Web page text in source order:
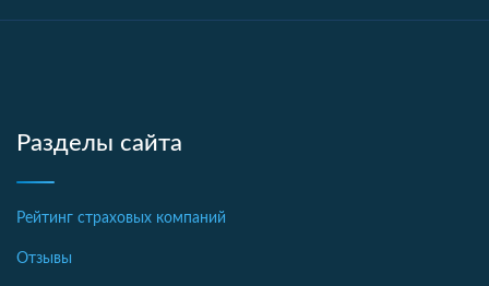
Разделы сайта
Рейтинг страховых компаний
Отзывы